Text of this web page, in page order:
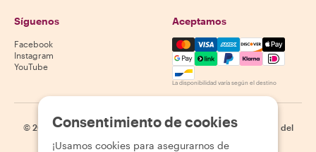
Síguenos
Facebook
Instagram
YouTube
Aceptamos
Mastercard, Visa, Amex,
La disponibilidad varía según el destino
© 2026 Withlocals.com | Política de privacidad | Cookies
Mapa del
Consentimiento de cookies
¡Usamos cookies para asegurarnos de